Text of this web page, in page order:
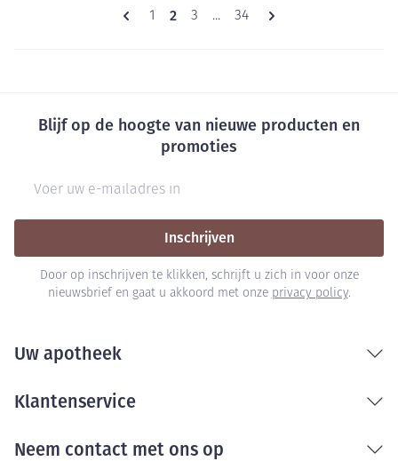
Pagina's
Pagina
1 U lees momenteel pagina
2 Pagina
3 ... Pagina
34
Blijf op de hoogte van nieuwe producten en
promoties
Inschrijven
Door op inschrijven te klikken, schrijft u zich in voor onze
nieuwsbrief en gaat u akkoord met onze privacy policy.
Uw apotheek
Klantenservice
Neem contact met ons op